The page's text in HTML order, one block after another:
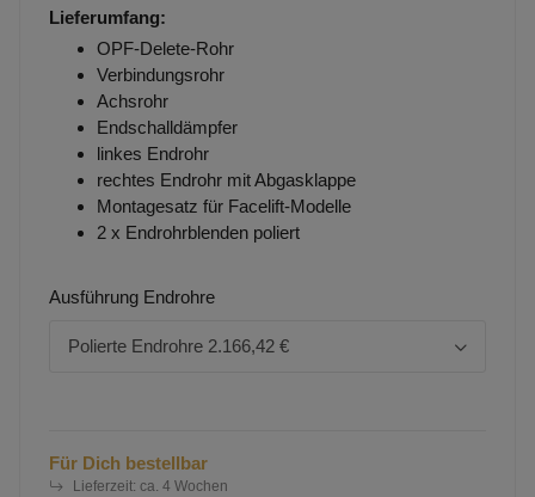
Lieferumfang:
OPF-Delete-Rohr
Verbindungsrohr
Achsrohr
Endschalldämpfer
linkes Endrohr
rechtes Endrohr mit Abgasklappe
Montagesatz für Facelift-Modelle
2 x Endrohrblenden poliert
Ausführung Endrohre
Polierte Endrohre 2.166,42 €
Für Dich bestellbar
Lieferzeit: ca. 4 Wochen